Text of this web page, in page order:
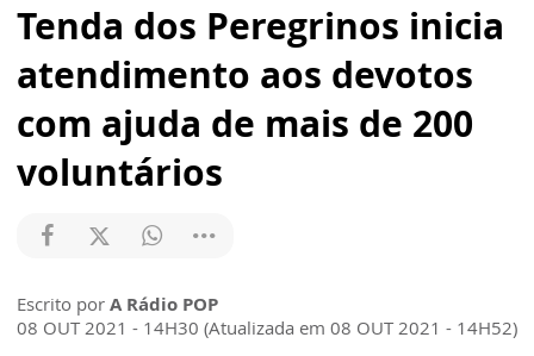
Tenda dos Peregrinos inicia
atendimento aos devotos
com ajuda de mais de 200
voluntários
Escrito por A Rádio POP
08 OUT 2021 - 14H30 (Atualizada em 08 OUT 2021 - 14H52)